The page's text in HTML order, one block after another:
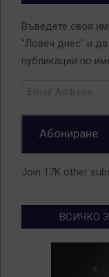
Въведете своя
"Ловеч днес" и да
публикации по
Абониране
Join 17K other
ВСИЧКО